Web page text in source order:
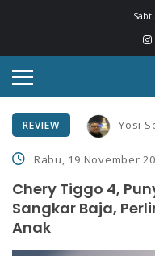
REVIEW Yosi
Rabu, 19 November
Chery Tiggo 4,
Sangkar Baja,
Anak